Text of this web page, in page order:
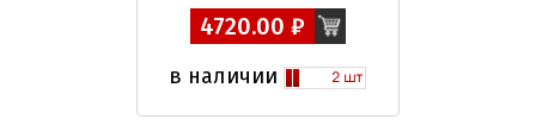
4720.00 ₽
в наличии